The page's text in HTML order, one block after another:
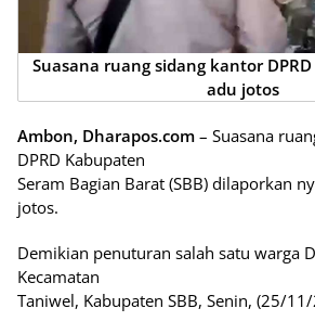
Suasana ruang sidang kantor
adu jotos
Ambon, Dharapos.com – Suasana
DPRD Kabupaten
Seram Bagian Barat (SBB) dilaporkan
jotos.
Demikian penuturan salah satu warga
Kecamatan
Taniwel, Kabupaten SBB, Senin, (25/